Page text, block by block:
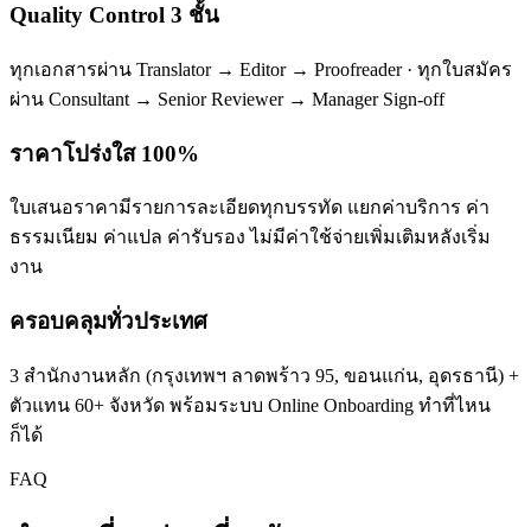
Quality Control 3 ชั้น
ทุกเอกสารผ่าน Translator → Editor → Proofreader · ทุกใบสมัคร
ผ่าน Consultant → Senior Reviewer → Manager Sign-off
ราคาโปร่งใส 100%
ใบเสนอราคามีรายการละเอียดทุกบรรทัด แยกค่าบริการ ค่า
ธรรมเนียม ค่าแปล ค่ารับรอง ไม่มีค่าใช้จ่ายเพิ่มเติมหลังเริ่ม
งาน
ครอบคลุมทั่วประเทศ
3 สำนักงานหลัก (กรุงเทพฯ ลาดพร้าว 95, ขอนแก่น, อุดรธานี) +
ตัวแทน 60+ จังหวัด พร้อมระบบ Online Onboarding ทำที่ไหน
ก็ได้
FAQ